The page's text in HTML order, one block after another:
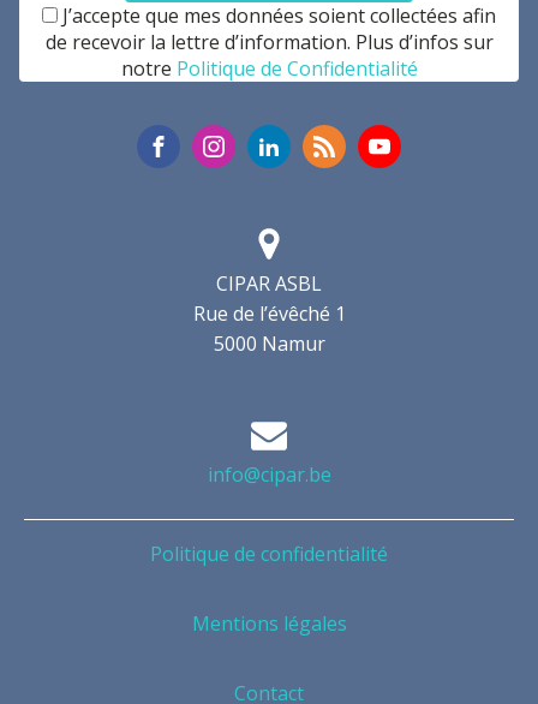
CIPAR ASBL
Rue de l’évêché 1
5000 Namur
info@cipar.be
Politique de confidentialité
Mentions légales
Contact
J’accepte que mes données soient collectées afin
de recevoir la lettre d’information. Plus d’infos sur
notre Politique de Confidentialité